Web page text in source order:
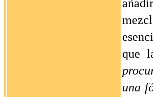
que
una